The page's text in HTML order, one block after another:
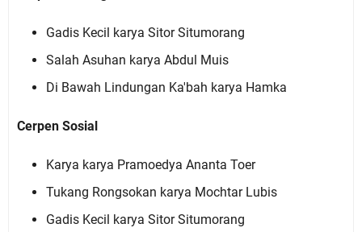
Gadis Kecil karya Sitor Situmorang
Salah Asuhan karya Abdul Muis
Di Bawah Lindungan Ka'bah karya Hamka
Cerpen Sosial
Karya karya Pramoedya Ananta Toer
Tukang Rongsokan karya Mochtar Lubis
Gadis Kecil karya Sitor Situmorang